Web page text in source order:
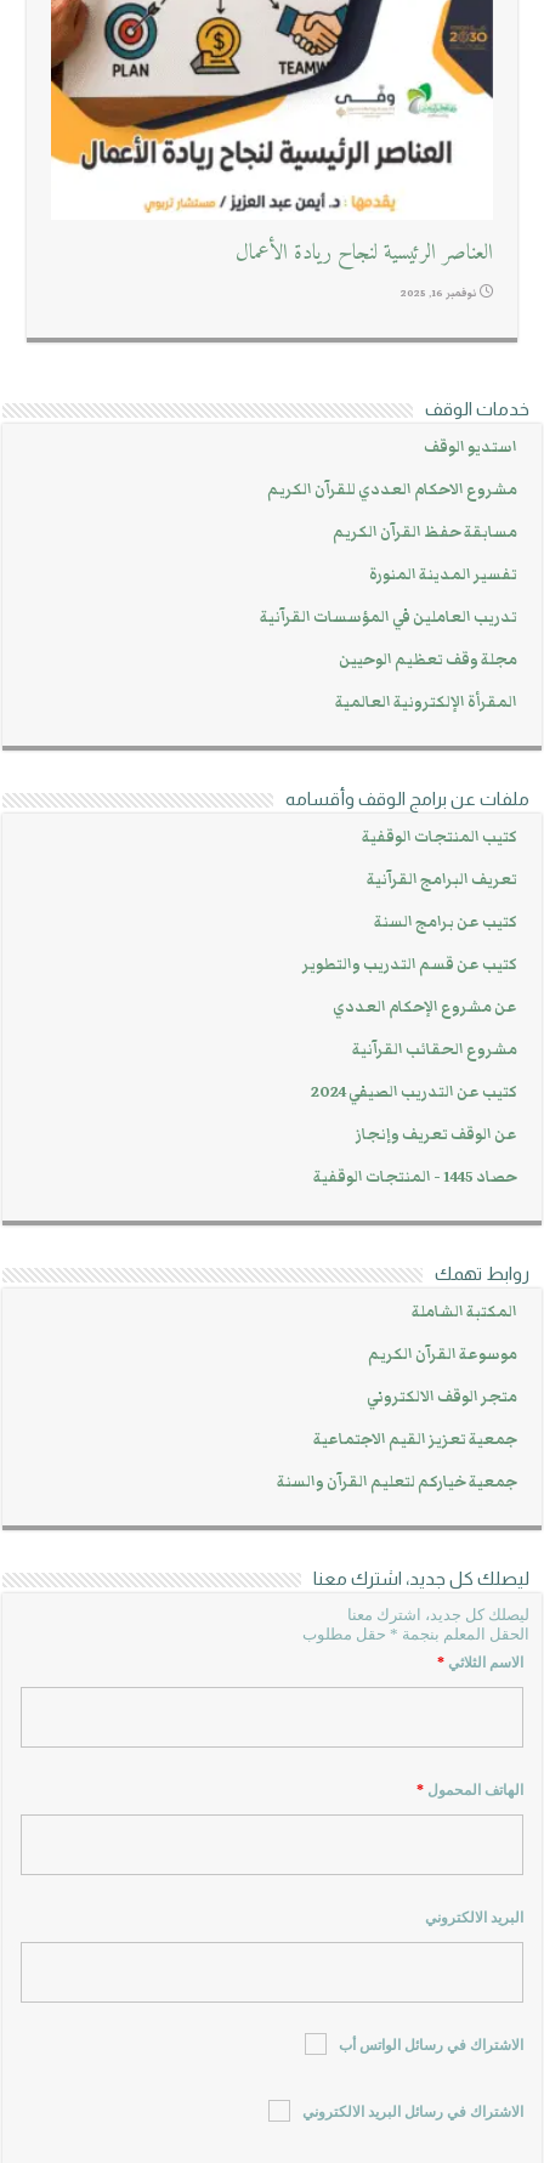
العناصر الرئيسية لنجاح ريادة الأعمال
نوفمبر 16, 2025
خدمات الوقف
استديو الوقف
مشروع الاحكام العددي للقرآن الكريم
مسابقة حفظ القرآن الكريم
تفسير المدينة المنورة
تدريب العاملين في المؤسسات القرآنية
مجلة وقف تعظيم الوحيين
المقرأة الإلكترونية العالمية
ملفات عن برامج الوقف وأقسامه
كتيب المنتجات الوقفية
تعريف البرامج القرآنية
كتيب عن برامج السنة
كتيب عن قسم التدريب والتطوير
عن مشروع الإحكام العددي
مشروع الحقائب القرآنية
كتيب عن التدريب الصيفي 2024
عن الوقف تعريف وإنجاز
حصاد 1445 - المنتجات الوقفية
روابط تهمك
المكتبة الشاملة
موسوعة القرآن الكريم
متجر الوقف الالكتروني
جمعية تعزيز القيم الاجتماعية
جمعية خياركم لتعليم القرآن والسنة
ليصلك كل جديد، اشترك معنا
ليصلك كل جديد، اشترك معنا
الحقل المعلم بنجمة * حقل مطلوب
الاسم الثلاثي*
الهاتف المحمول*
البريد الالكتروني
الاشتراك في رسائل الواتس أب
الاشتراك في رسائل البريد الالكتروني